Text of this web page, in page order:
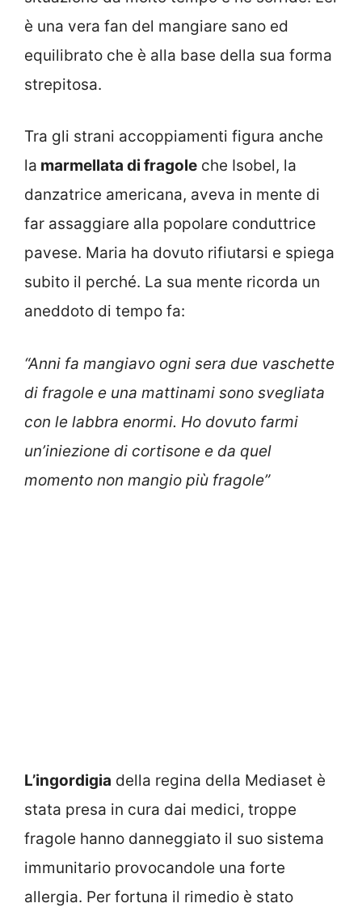
è una vera fan del mangiare sano ed
equilibrato che è alla base della sua forma
strepitosa.
Tra gli strani accoppiamenti figura anche
la marmellata di fragole che Isobel, la
danzatrice americana, aveva in mente di
far assaggiare alla popolare conduttrice
pavese. Maria ha dovuto rifiutarsi e spiega
subito il perché. La sua mente ricorda un
aneddoto di tempo fa:
“Anni fa mangiavo ogni sera due vaschette
di fragole e una mattinami sono svegliata
con le labbra enormi. Ho dovuto farmi
un’iniezione di cortisone e da quel
momento non mangio più fragole”
L’ingordigia della regina della Mediaset è
stata presa in cura dai medici, troppe
fragole hanno danneggiato il suo sistema
immunitario provocandole una forte
allergia. Per fortuna il rimedio è stato